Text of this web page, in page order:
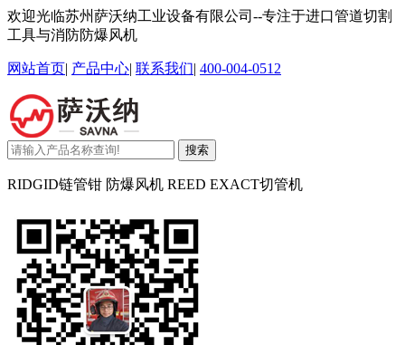
欢迎光临苏州萨沃纳工业设备有限公司--专注于进口管道切割
工具与消防防爆风机
网站首页| 产品中心| 联系我们| 400-004-0512
搜索
RIDGID链管钳 防爆风机 REED EXACT切管机